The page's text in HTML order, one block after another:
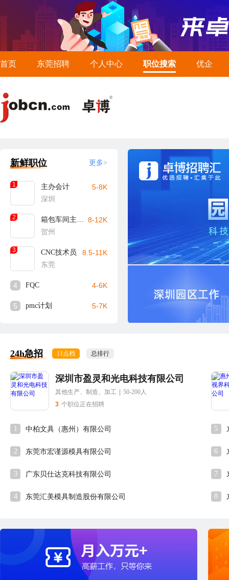
首页 东莞招聘 个人中心 职位搜索 优企
新鲜职位 更多>
1
主办会计
深圳
5-8K
2
箱包车间主任/主管（贺州）
贺州
8-12K
3
CNC技术员
东莞
8.5-11K
4 FQC 4-6K
5 pmc计划 5-7K
24h急招 11点档 总排行
深圳市盈灵和光电科技有限公司
其他生产、制造、加工
50-200人
3 个职位正在招聘
1 中柏文具（惠州）有限公司
2 东莞市宏谨源模具有限公司
3 广东贝仕达克科技有限公司
4 东莞汇美模具制造股份有限公司
5
6
7
8